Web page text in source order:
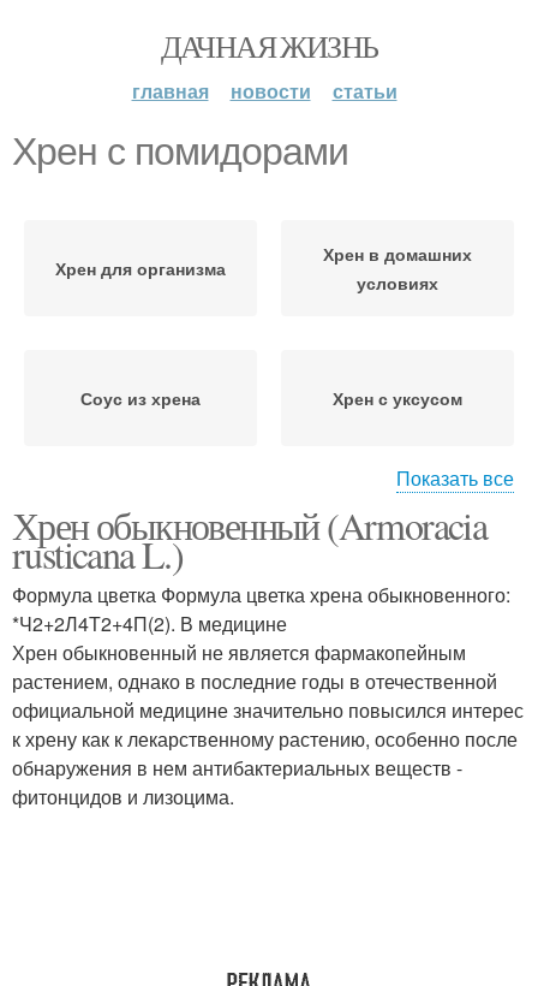
ДАЧНАЯ ЖИЗНЬ
главная новости статьи
Хрен с помидорами
Хрен для организма
Хрен в домашних
условиях
Соус из хрена Хрен с уксусом
Хрен на зиму Вкусный хрен
Приправа из хрена Рецепт с помидорами
Показать все
Хрен обыкновенный (Armoracia
rusticana L.)
Формула цветка Формула цветка хрена обыкновенного:
*Ч2+2Л4Т2+4П(2). В медицине
Хрен обыкновенный не является фармакопейным
растением, однако в последние годы в отечественной
официальной медицине значительно повысился интерес
к хрену как к лекарственному растению, особенно после
обнаружения в нем антибактериальных веществ -
фитонцидов и лизоцима.